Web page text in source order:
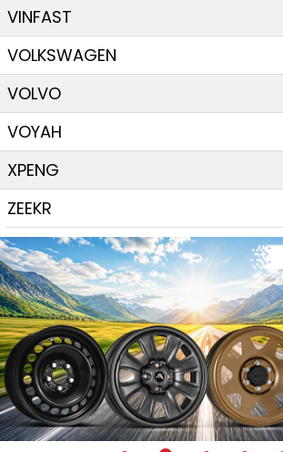
VINFAST
VOLKSWAGEN
VOLVO
VOYAH
XPENG
ZEEKR